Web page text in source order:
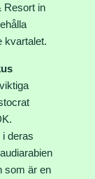
Resort in
kvartalet.
deras
som är en